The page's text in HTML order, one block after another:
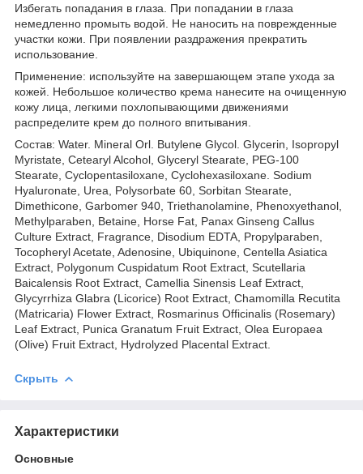
Избегать попадания в глаза. При попадании в глаза
немедленно промыть водой. Не наносить на поврежденные
участки кожи. При появлении раздражения прекратить
использование.
Применение: используйте на завершающем этапе ухода за
кожей. Небольшое количество крема нанесите на очищенную
кожу лица, легкими похлопывающими движениями
распределите крем до полного впитывания.
Состав: Water. Mineral Orl. Butylene Glycol. Glycerin, Isopropyl
Myristate, Cetearyl Alcohol, Glyceryl Stearate, PEG-100
Stearate, Cyclopentasiloxane, Cyclohexasiloxane. Sodium
Hyaluronate, Urea, Polysorbate 60, Sorbitan Stearate,
Dimethicone, Garbomer 940, Triethanolamine, Phenoxyethanol,
Methylparaben, Betaine, Horse Fat, Panax Ginseng Callus
Culture Extract, Fragrance, Disodium EDTA, Propylparaben,
Tocopheryl Acetate, Adenosine, Ubiquinone, Centella Asiatica
Extract, Polygonum Cuspidatum Root Extract, Scutellaria
Baicalensis Root Extract, Camellia Sinensis Leaf Extract,
Glycyrrhiza Glabra (Licorice) Root Extract, Chamomilla Recutita
(Matricaria) Flower Extract, Rosmarinus Officinalis (Rosemary)
Leaf Extract, Punica Granatum Fruit Extract, Olea Europaea
(Olive) Fruit Extract, Hydrolyzed Placental Extract.
Скрыть
Характеристики
Основные